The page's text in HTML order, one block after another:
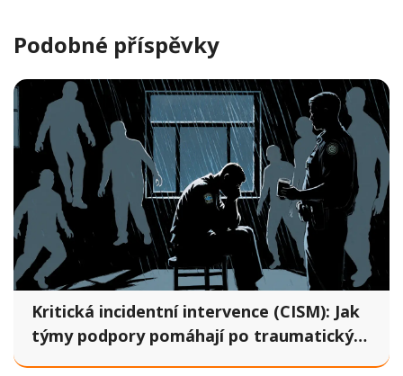
Podobné příspěvky
Kritická incidentní intervence (CISM): Jak
týmy podpory pomáhají po traumatických